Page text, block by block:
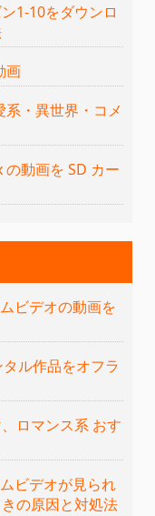
1-10をダウンロ
画
・異世界・コメ
動画を SD カー
ビデオの動画を
ル作品をオフラ
ロマンス系 おす
ビデオが見られ
の原因と対処法